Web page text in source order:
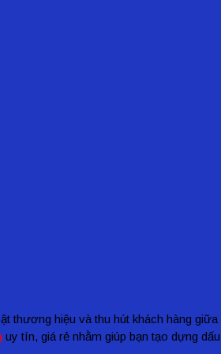
thương hiệu và thu hút khách hàng
uy tín, giá rẻ nhằm giúp bạn tạo dựng